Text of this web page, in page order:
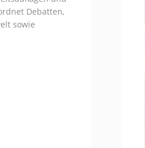
Debatten,
sowie